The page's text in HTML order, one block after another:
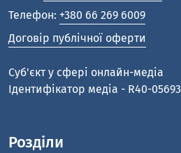
Телефон: +380 66 269 6009
Договір публічної оферти
Cуб'єкт у сфері онлайн-медіа
Ідентифікатор медіа - R40-05693
Розділи